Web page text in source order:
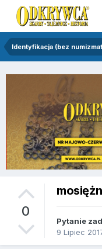
Identyfikacja (bez
0
Pytanie
9 Lipiec